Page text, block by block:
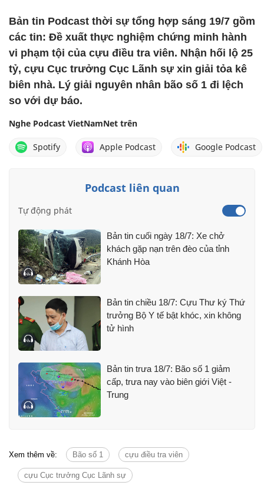
Bản tin Podcast thời sự tổng hợp sáng 19/7 gồm
các tin: Đề xuất thực nghiệm chứng minh hành
vi phạm tội của cựu điều tra viên. Nhận hối lộ 25
tỷ, cựu Cục trưởng Cục Lãnh sự xin giải tỏa kê
biên nhà. Lý giải nguyên nhân bão số 1 đi lệch
so với dự báo.
Podcast liên quan
Tự động phát
Bản tin cuối ngày 18/7: Xe chở
khách gặp nạn trên đèo của tỉnh
Khánh Hòa
Bản tin chiều 18/7: Cựu Thư ký Thứ
trưởng Bộ Y tế bật khóc, xin không
tử hình
Bản tin trưa 18/7: Bão số 1 giảm
cấp, trưa nay vào biên giới Việt -
Trung
Nghe Podcast VietNamNet trên
Spotify Apple Podcast Google Podcast
Xem thêm về: Bão số 1 cựu điều tra viên
cựu Cục trưởng Cục Lãnh sự